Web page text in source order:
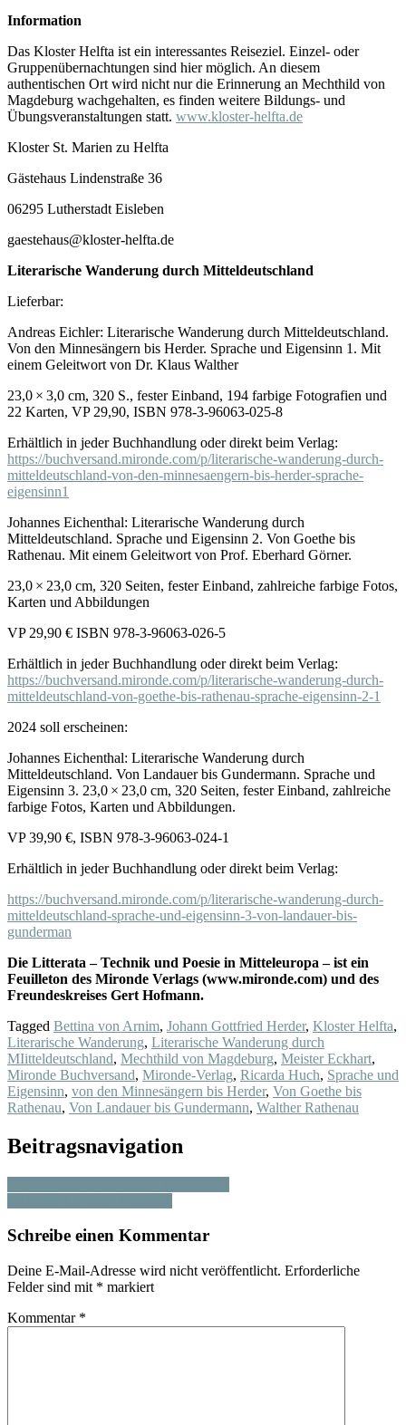
Information
Das Kloster Helfta ist ein interessantes Reiseziel. Einzel- oder
Gruppenübernachtungen sind hier möglich. An diesem
authentischen Ort wird nicht nur die Erinnerung an Mechthild von
Magdeburg wachgehalten, es finden weitere Bildungs- und
Übungsveranstaltungen statt. www.kloster-helfta.de
Kloster St. Marien zu Helfta
Gästehaus Lindenstraße 36
06295 Lutherstadt Eisleben
gaestehaus@kloster-helfta.de
Literarische Wanderung durch Mitteldeutschland
Lieferbar:
Andreas Eichler: Literarische Wanderung durch Mitteldeutschland.
Von den Minnesängern bis Herder. Sprache und Eigensinn 1. Mit
einem Geleitwort von Dr. Klaus Walther
23,0 × 3,0 cm, 320 S., fester Einband, 194 farbige Fotografien und
22 Karten, VP 29,90, ISBN 978-3-96063-025-8
Erhältlich in jeder Buchhandlung oder direkt beim Verlag:
https://buchversand.mironde.com/p/literarische-wanderung-durch-
mitteldeutschland-von-den-minnesaengern-bis-herder-sprache-
eigensinn1
Johannes Eichenthal: Literarische Wanderung durch
Mitteldeutschland. Sprache und Eigensinn 2. Von Goethe bis
Rathenau. Mit einem Geleitwort von Prof. Eberhard Görner.
23,0 × 23,0 cm, 320 Seiten, fester Einband, zahlreiche farbige Fotos,
Karten und Abbildungen
VP 29,90 € ISBN 978-3-96063-026-5
Erhältlich in jeder Buchhandlung oder direkt beim Verlag:
https://buchversand.mironde.com/p/literarische-wanderung-durch-
mitteldeutschland-von-goethe-bis-rathenau-sprache-eigensinn-2-1
2024 soll erscheinen:
Johannes Eichenthal: Literarische Wanderung durch
Mitteldeutschland. Von Landauer bis Gundermann. Sprache und
Eigensinn 3. 23,0 × 23,0 cm, 320 Seiten, fester Einband, zahlreiche
farbige Fotos, Karten und Abbildungen.
VP 39,90 €, ISBN 978-3-96063-024-1
Erhältlich in jeder Buchhandlung oder direkt beim Verlag:
https://buchversand.mironde.com/p/literarische-wanderung-durch-
mitteldeutschland-sprache-und-eigensinn-3-von-landauer-bis-
gunderman
Die Litterata – Technik und Poesie in Mitteleuropa – ist ein
Feuilleton des Mironde Verlags (www.mironde.com) und des
Freundeskreises Gert Hofmann.
Tagged Bettina von Arnim, Johann Gottfried Herder, Kloster Helfta,
Literarische Wanderung, Literarische Wanderung durch
MIitteldeutschland, Mechthild von Magdeburg, Meister Eckhart,
Mironde Buchversand, Mironde-Verlag, Ricarda Huch, Sprache und
Eigensinn, von den Minnesängern bis Herder, Von Goethe bis
Rathenau, Von Landauer bis Gundermann, Walther Rathenau
Beitragsnavigation
Schreibe einen Kommentar
Deine E-Mail-Adresse wird nicht veröffentlicht. Erforderliche
Felder sind mit * markiert
Kommentar *